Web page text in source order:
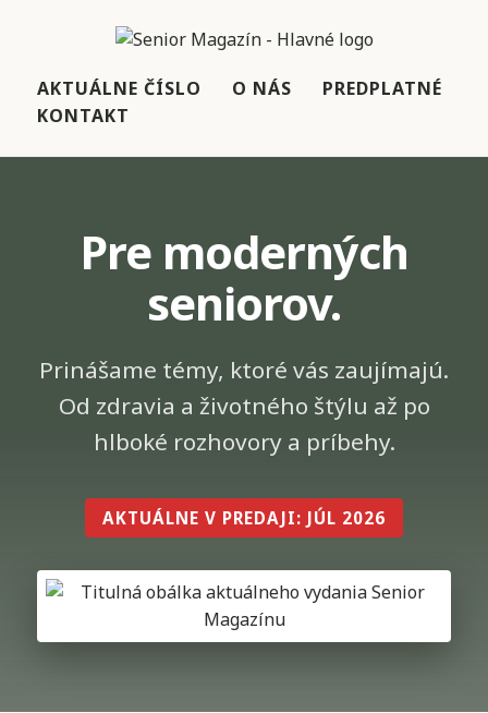
AKTUÁLNE ČÍSLO O NÁS
PREDPLATNÉ
KONTAKT
Pre moderných
seniorov.
Prinášame témy, ktoré vás zaujímajú.
Od zdravia a životného štýlu až po
hlboké rozhovory a príbehy.
AKTUÁLNE V PREDAJI: JÚL 2026